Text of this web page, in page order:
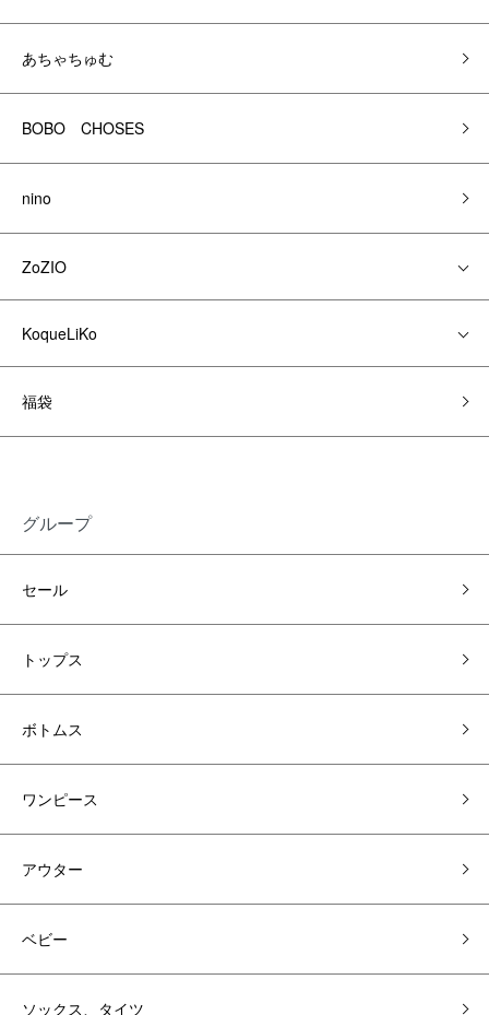
あちゃちゅむ
BOBO CHOSES
nino
ZoZIO
KoqueLiKo
福袋
グループ
セール
トップス
ボトムス
ワンピース
アウター
ベビー
ソックス、タイツ